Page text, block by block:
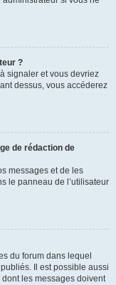
?
signaler et vous devriez
dessus, vous accéderez
de rédaction de
messages et de les
le panneau de l’utilisateur
du forum dans lequel
Il est possible aussi
les messages doivent